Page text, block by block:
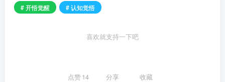
# 开悟觉醒
# 认知觉悟
喜欢就支持一下吧
点赞14 分享 收藏